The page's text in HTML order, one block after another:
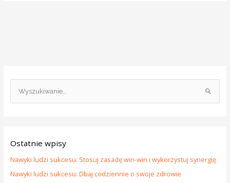
z
a
j
Ostatnie wpisy
Nawyki ludzi sukcesu: Stosuj zasadę win-win i wykorzystuj synergię
Nawyki ludzi sukcesu: Dbaj codziennie o swoje zdrowie